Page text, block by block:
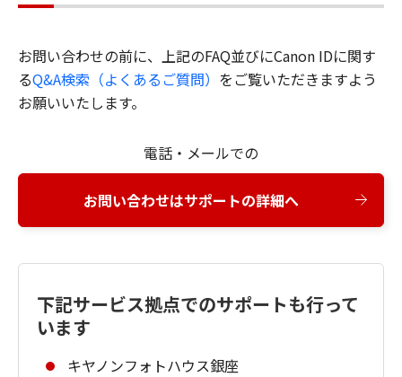
お問い合わせの前に、上記のFAQ並びにCanon IDに関す
るQ&A検索（よくあるご質問） をご覧いただきますよう
お願いいたします。
電話・メールでの
お問い合わせはサポートの詳細へ
下記サービス拠点でのサポートも行って
います
キヤノンフォトハウス銀座